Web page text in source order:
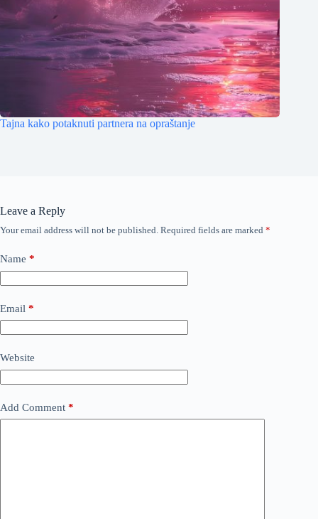
Tajna kako potaknuti partnera na opraštanje
Leave a Reply
Your email address will not be published. Required fields are marked *
Name *
Email *
Website
Add Comment *